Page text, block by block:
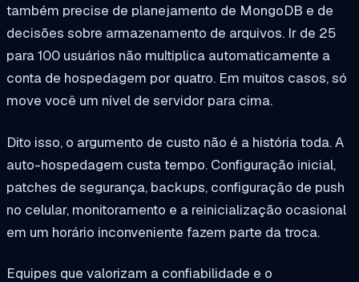
também precise de planejamento de MongoDB e de
decisões sobre armazenamento de arquivos. Ir de 25
para 100 usuários não multiplica automaticamente a
conta de hospedagem por quatro. Em muitos casos, só
move você um nível de servidor para cima.
Dito isso, o argumento de custo não é a história toda. A
auto-hospedagem custa tempo. Configuração inicial,
patches de segurança, backups, configuração de push
no celular, monitoramento e a reinicialização ocasional
em um horário inconveniente fazem parte da troca.
Equipes que valorizam a confiabilidade e o